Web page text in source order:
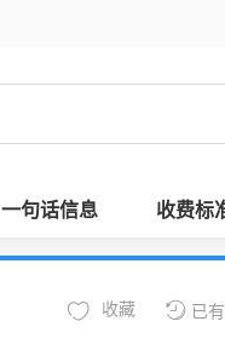
一句话信息 收费标
已
收藏